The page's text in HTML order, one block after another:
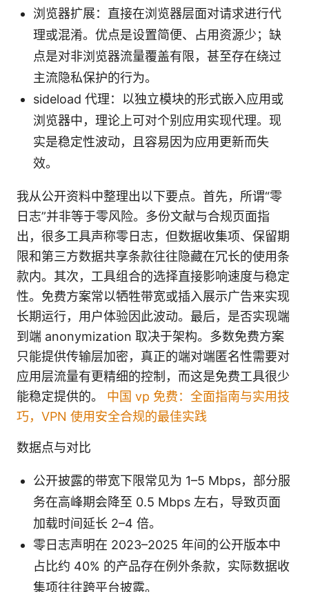
浏览器扩展：直接在浏览器层面对请求进行代
理或混淆。优点是设置简便、占用资源少；缺
点是对非浏览器流量覆盖有限，甚至存在绕过
主流隐私保护的行为。
sideload 代理：以独立模块的形式嵌入应用或
浏览器中，理论上可对个别应用实现代理。现
实是稳定性波动，且容易因为应用更新而失
效。
我从公开资料中整理出以下要点。首先，所谓“零
日志”并非等于零风险。多份文献与合规页面指
出，很多工具声称零日志，但数据收集项、保留期
限和第三方数据共享条款往往隐藏在冗长的使用条
款内。其次，工具组合的选择直接影响速度与稳定
性。免费方案常以牺牲带宽或插入展示广告来实现
长期运行，用户体验因此波动。最后，是否实现端
到端 anonymization 取决于架构。多数免费方案
只能提供传输层加密，真正的端对端匿名性需要对
应用层流量有更精细的控制，而这是免费工具很少
能稳定提供的。 中国 vp 免费：全面指南与实用技
巧，VPN 使用安全合规的最佳实践
数据点与对比
公开披露的带宽下限常见为 1–5 Mbps，部分服
务在高峰期会降至 0.5 Mbps 左右，导致页面
加载时间延长 2–4 倍。
零日志声明在 2023–2025 年间的公开版本中
占比约 40% 的产品存在例外条款，实际数据收
集项往往跨平台披露。